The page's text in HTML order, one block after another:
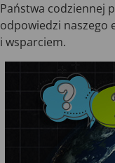
Państwa codziennej
odpowiedzi naszego
i wsparciem.